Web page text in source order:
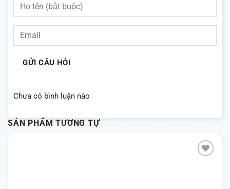
GỬI CÂU HỎI
Chưa có bình luận nào
SẢN PHẨM TƯƠNG TỰ